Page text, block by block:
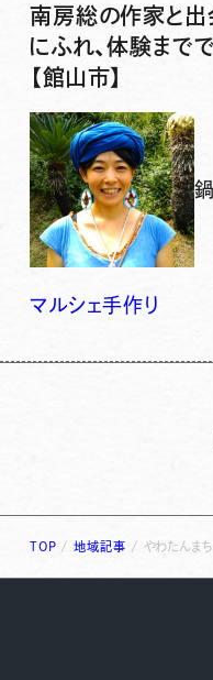
南房総の作家と出
にふれ、体験まで
【館山市】
マルシェ手作り
TOP /地域記事 / やわたんま